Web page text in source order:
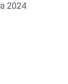
2024